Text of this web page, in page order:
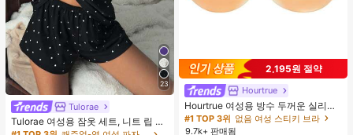
23
Tulorae
Tulorae 여성용 잠옷 세트, 니트 립 원
단, 하트 프린트 대비 레이스 트림, 로
2,195원 절약
Hourtrue
Hourtrue 여성용 방수 두꺼운 실리콘
가슴 페탈, 작은 가슴 리프트업 & 푸시
인용, 웨딩 촬영 및 들러리용
#1 TOP 3위 없음 여성 스티키 브라
9.7k+ 판매됨